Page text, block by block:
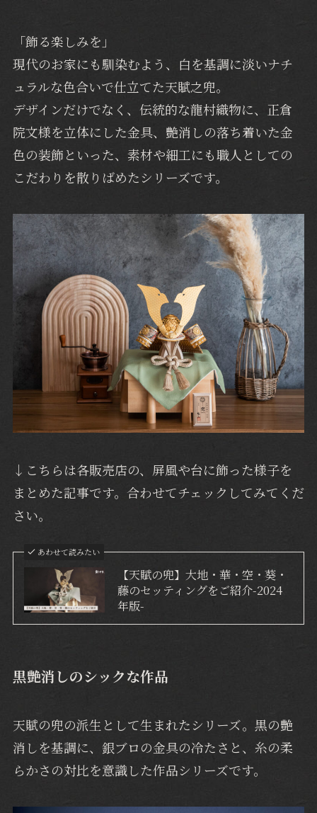
「飾る楽しみを」
現代のお家にも馴染むよう、白を基調に淡いナチ
ュラルな色合いで仕立てた天賦之兜。
デザインだけでなく、伝統的な龍村織物に、正倉
院文様を立体にした金具、艶消しの落ち着いた金
色の装飾といった、素材や細工にも職人としての
こだわりを散りばめたシリーズです。
↓こちらは各販売店の、屏風や台に飾った様子を
まとめた記事です。合わせてチェックしてみてくだ
さい。
あわせて読みたい
【天賦の兜】大地・華・空・葵・
藤のセッティングをご紹介-2024
年版-
黒艶消しのシックな作品
天賦の兜の派生として生まれたシリーズ。黒の艶
消しを基調に、銀ブロの金具の冷たさと、糸の柔
らかさの対比を意識した作品シリーズです。